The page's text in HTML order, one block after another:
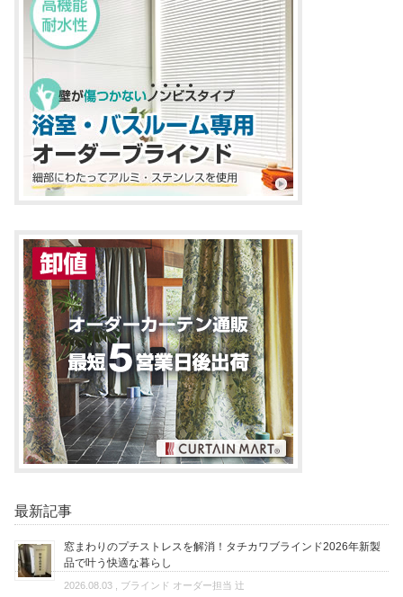
最新記事
窓まわりのプチストレスを解消！タチカワブラインド2026年新製
品で叶う快適な暮らし
2026.08.03 , ブラインド オーダー担当 辻